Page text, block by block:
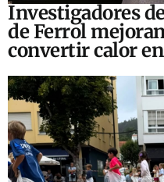
Investigadores
de Ferrol
convertir calor